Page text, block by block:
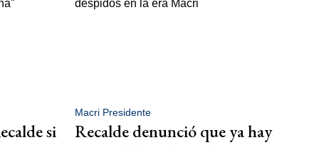
si
Macri Presidente
Recalde denunció que ya hay